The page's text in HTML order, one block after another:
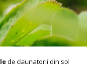
de daunatorii din sol